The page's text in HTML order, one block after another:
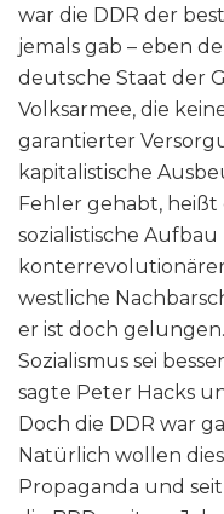
war die DDR der
jemals gab – eben
deutsche Staat der
Volksarmee, die
garantierter
kapitalistische
Fehler gehabt, heißt
sozialistische
westliche
er ist doch
Sozialismus sei
sagte Peter Hacks
Doch die DDR war
Natürlich wollen
Propaganda und